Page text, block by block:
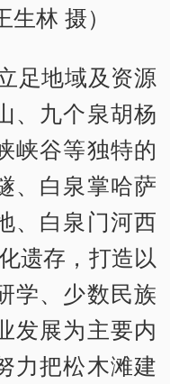
林 摄）
足地域及资源
、九个泉胡杨
峡谷等独特的
、白泉掌哈萨
、白泉门河西
遗存，打造以
学、少数民族
发展为主要内
力把松木滩建